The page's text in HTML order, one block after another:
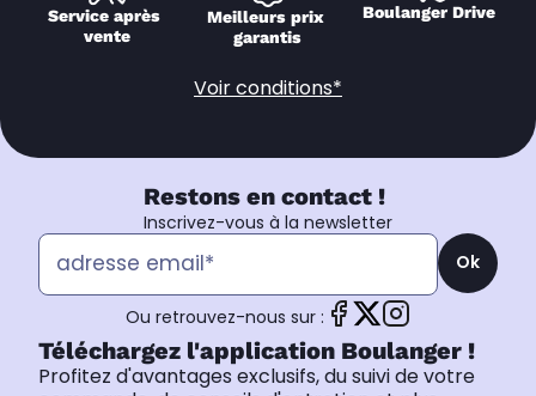
Service après
vente
Meilleurs prix
garantis
Boulanger Drive
Voir conditions*
Restons en contact !
Inscrivez-vous à la newsletter
Ok
Ou retrouvez-nous sur :
Téléchargez l'application Boulanger !
Profitez d'avantages exclusifs, du suivi de votre